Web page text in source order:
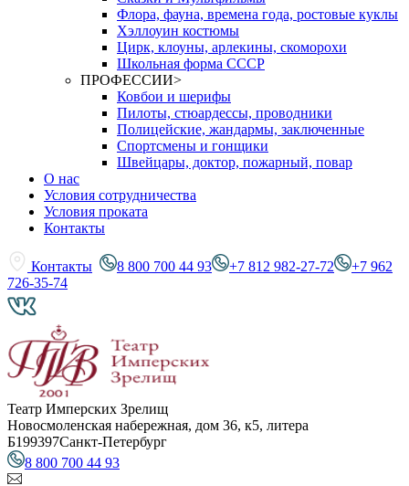
Флора, фауна, времена года, ростовые куклы
Хэллоуин костюмы
Цирк, клоуны, арлекины, скоморохи
Школьная форма СССР
ПРОФЕССИИ>
Ковбои и шерифы
Пилоты, стюардессы, проводники
Полицейские, жандармы, заключенные
Спортсмены и гонщики
Швейцары, доктор, пожарный, повар
О нас
Условия сотрудничества
Условия проката
Контакты
Контакты 8 800 700 44 93 +7 812 982-27-72
+7 962
726-35-74
Театр Имперских Зрелищ
Новосмоленская набережная, дом 36, к5, литера
Б199397Санкт-Петербург
8 800 700 44 93